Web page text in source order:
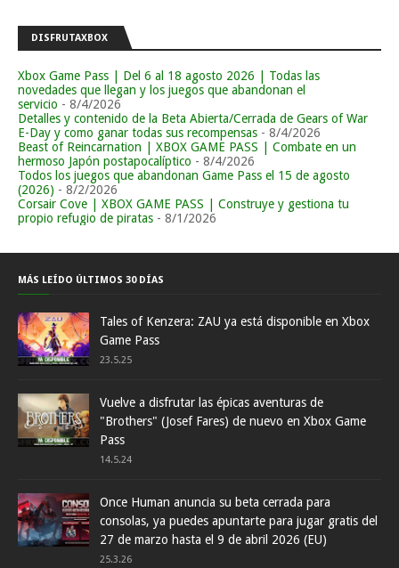
DISFRUTAXBOX
Xbox Game Pass | Del 6 al 18 agosto 2026 | Todas las
novedades que llegan y los juegos que abandonan el
servicio - 8/4/2026
Detalles y contenido de la Beta Abierta/Cerrada de Gears of War
E-Day y como ganar todas sus recompensas - 8/4/2026
Beast of Reincarnation | XBOX GAME PASS | Combate en un
hermoso Japón postapocalíptico - 8/4/2026
Todos los juegos que abandonan Game Pass el 15 de agosto
(2026) - 8/2/2026
Corsair Cove | XBOX GAME PASS | Construye y gestiona tu
propio refugio de piratas - 8/1/2026
MÁS LEÍDO ÚLTIMOS 30 DÍAS
Tales of Kenzera: ZAU ya está disponible en Xbox
Game Pass
23.5.25
Vuelve a disfrutar las épicas aventuras de
"Brothers" (Josef Fares) de nuevo en Xbox Game
Pass
14.5.24
Once Human anuncia su beta cerrada para
consolas, ya puedes apuntarte para jugar gratis del
27 de marzo hasta el 9 de abril 2026 (EU)
25.3.26